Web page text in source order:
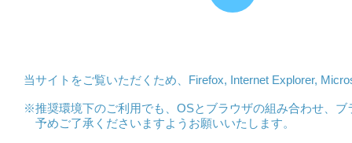
当サイトをご覧いただくため、Firefox, Internet Explorer,
※推奨環境下のご利用でも、OSとブラウザの組み合わせ、
予めご了承くださいますようお願いいたします。